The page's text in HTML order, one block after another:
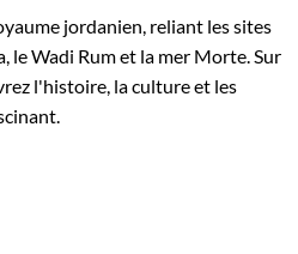
jordanien, reliant les sites
le Wadi Rum et la mer Morte. Sur
l'histoire, la culture et les